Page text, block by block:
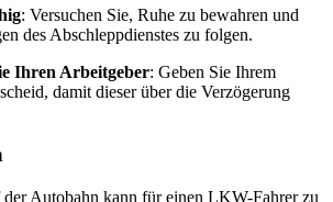
: Versuchen Sie, Ruhe zu bewahren und
des Abschleppdienstes zu folgen.
Ihren Arbeitgeber: Geben Sie Ihrem
damit dieser über die Verzögerung
Autobahn kann für einen LKW-Fahrer zu